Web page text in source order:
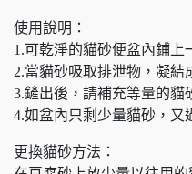
使用說明：
1.可乾淨的貓砂便盆內鋪上
2.當貓砂吸取排泄物，凝
3.鏟出後，請補充等量的貓
4.如盆內只剩少量貓砂，又
更換貓砂方法：